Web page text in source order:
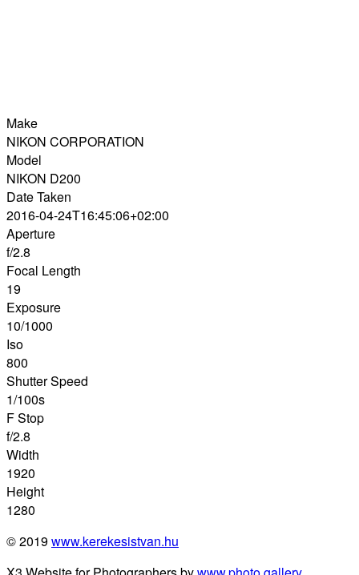
Make
NIKON CORPORATION
Model
NIKON D200
Date Taken
2016-04-24T16:45:06+02:00
Aperture
f/2.8
Focal Length
19
Exposure
10/1000
Iso
800
Shutter Speed
1/100s
F Stop
f/2.8
Width
1920
Height
1280
© 2019www.kerekesistvan.hu